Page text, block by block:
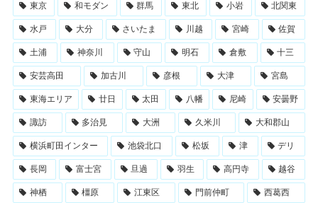
東京 和モダン 群馬 東北 小岩 北関東
水戸 大分 さいたま 川越 宮崎 佐賀
土浦 神奈川 守山 明石 倉敷 十三
安芸高田 加古川 彦根 大津 宮島
東海エリア 廿日 太田 八幡 尼崎 安曇野
諏訪 多治見 大洲 久米川 大和郡山
横浜町田インター 池袋北口 松坂 津 デリ
長岡 富士宮 旦過 羽生 高円寺 越谷
神栖 橿原 江東区 門前仲町 西葛西